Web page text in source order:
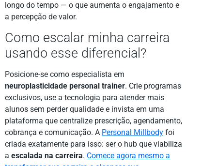
longo do tempo — o que aumenta o engajamento e
a percepção de valor.
Como escalar minha carreira
usando esse diferencial?
Posicione-se como especialista em
neuroplasticidade personal trainer. Crie programas
exclusivos, use a tecnologia para atender mais
alunos sem perder qualidade e invista em uma
plataforma que centralize prescrição, agendamento,
cobrança e comunicação. A Personal Millbody foi
criada exatamente para isso: ser o hub que viabiliza
a escalada na carreira. Comece agora mesmo a